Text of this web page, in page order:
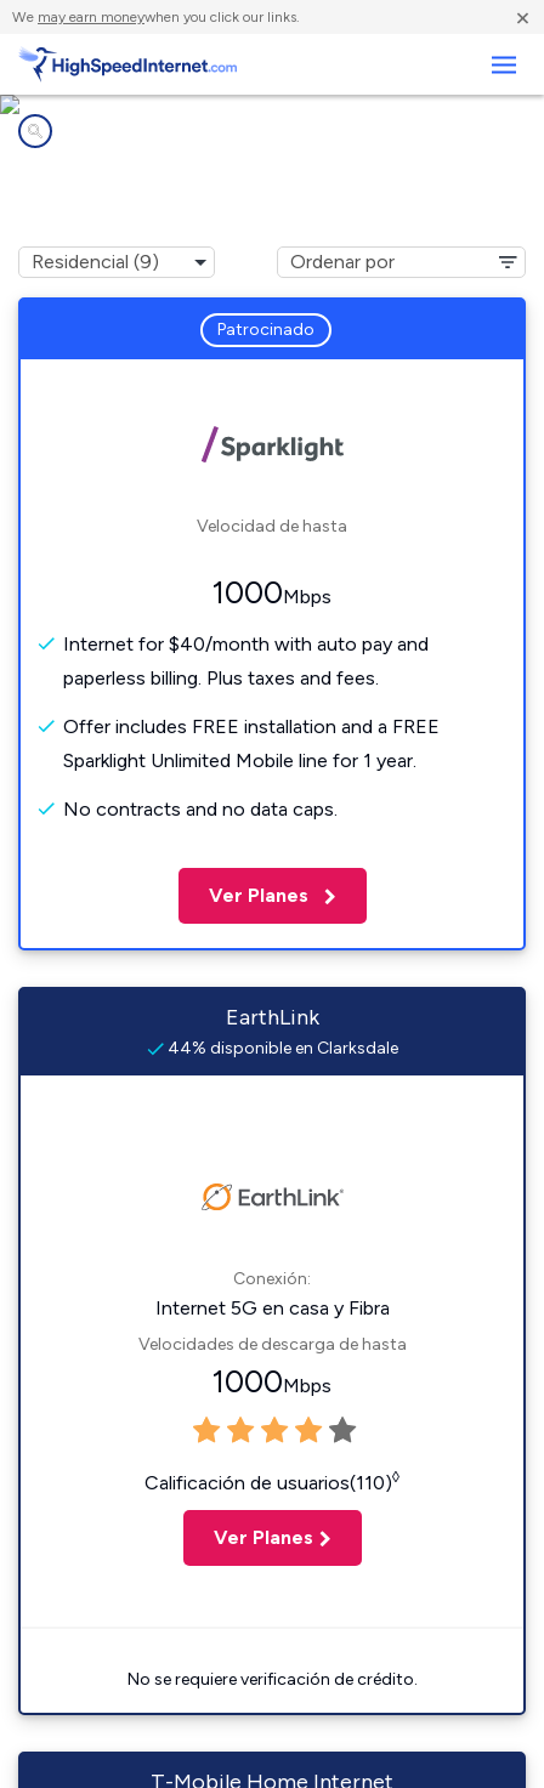
We may earn moneywhen you click our links. ×
Patrocinado
Velocidad de hasta
1000Mbps
Internet for $40/month with auto pay and
paperless billing. Plus taxes and fees.
Offer includes FREE installation and a FREE
Sparklight Unlimited Mobile line for 1 year.
No contracts and no data caps.
Ver Planes
EarthLink
44% disponible en Clarksdale
Conexión:
Internet 5G en casa y Fibra
Velocidades de descarga de hasta
1000Mbps
Calificación de usuarios(110)◊
Ver Planes
No se requiere verificación de crédito.
T-Mobile Home Internet